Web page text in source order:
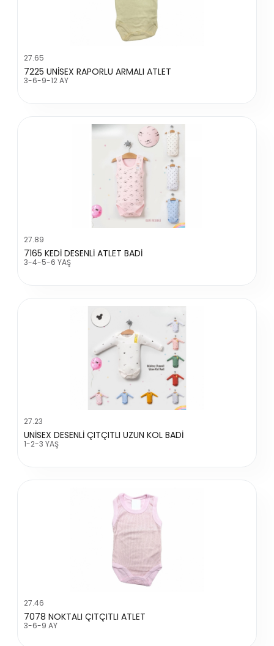
27.65
7225 UNİSEX RAPORLU ARMALI ATLET
3-6-9-12 AY
27.89
7165 KEDİ DESENLİ ATLET BADİ
3-4-5-6 YAŞ
27.23
UNİSEX DESENLİ ÇITÇITLI UZUN KOL BADİ
1-2-3 YAŞ
27.46
7078 NOKTALI ÇITÇITLI ATLET
3-6-9 AY